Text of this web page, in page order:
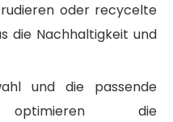
oder recycelte
die Nachhaltigkeit und
und die passende
optimieren die